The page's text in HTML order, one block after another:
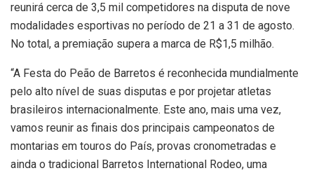
reunirá cerca de 3,5 mil competidores na disputa de nove
modalidades esportivas no período de 21 a 31 de agosto.
No total, a premiação supera a marca de R$1,5 milhão.
“A Festa do Peão de Barretos é reconhecida mundialmente
pelo alto nível de suas disputas e por projetar atletas
brasileiros internacionalmente. Este ano, mais uma vez,
vamos reunir as finais dos principais campeonatos de
montarias em touros do País, provas cronometradas e
ainda o tradicional Barretos International Rodeo, uma